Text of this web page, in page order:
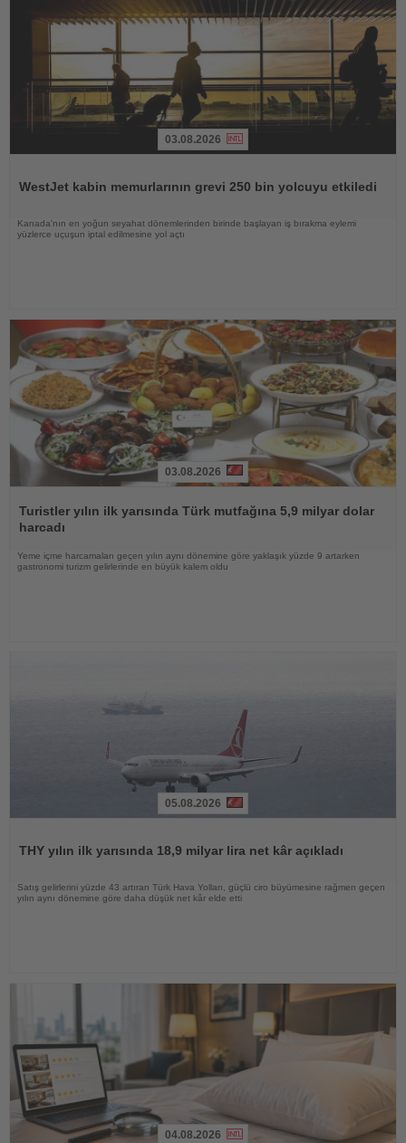
03.08.2026
WestJet kabin memurlarının grevi 250 bin yolcuyu etkiledi
Kanada'nın en yoğun seyahat dönemlerinden birinde başlayan iş bırakma eylemi
yüzlerce uçuşun iptal edilmesine yol açtı
Oku
03.08.2026
Turistler yılın ilk yarısında Türk mutfağına 5,9 milyar dolar
harcadı
Yeme içme harcamaları geçen yılın aynı dönemine göre yaklaşık yüzde 9 artarken
gastronomi turizm gelirlerinde en büyük kalem oldu
05.08.2026
THY yılın ilk yarısında 18,9 milyar lira net kâr açıkladı
Satış gelirlerini yüzde 43 artıran Türk Hava Yolları, güçlü ciro büyümesine rağmen geçen
yılın aynı dönemine göre daha düşük net kâr elde etti
04.08.2026